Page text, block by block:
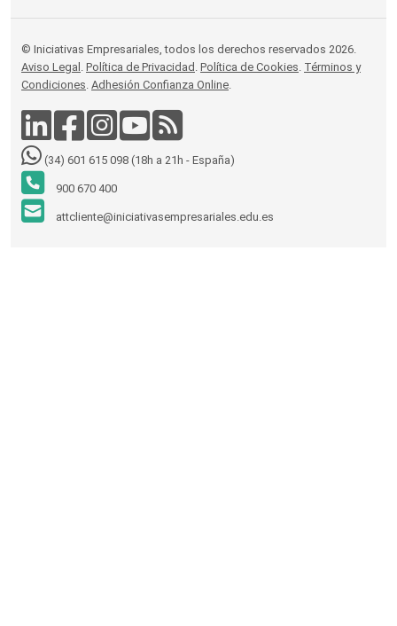
© Iniciativas Empresariales, todos los derechos reservados 2026.
Aviso Legal . Política de Privacidad . Política de Cookies. Términos y
Condiciones. Adhesión Confianza Online.
(34) 601 615 098 (18h a 21h - España)
900 670 400
attcliente@iniciativasempresariales.edu.es